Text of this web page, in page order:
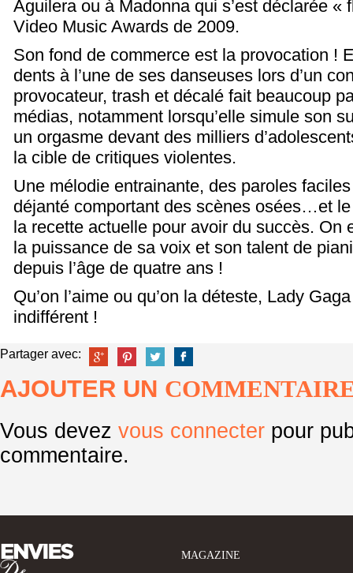
Aguilera ou à Madonna qui s’est déclarée «
Video Music Awards de 2009.
Son fond de commerce est la provocation !
dents à l’une de ses danseuses lors d’un
provocateur, trash et décalé fait beaucoup
médias, notamment lorsqu’elle simule son
un orgasme devant des milliers
la cible de critiques violentes.
Une mélodie entrainante, des paroles
déjanté comportant des scènes osées…et le
la recette actuelle pour avoir du succès. On
la puissance de sa voix et son talent de
depuis l’âge de quatre ans !
Qu’on l’aime ou qu’on la déteste, Lady
indifférent !
Partager avec:
AJOUTER UN
Vous devez vous connecter pour
commentaire.
MAGAZINE